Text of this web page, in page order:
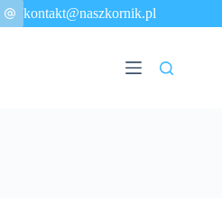
kontakt@naszkornik.pl